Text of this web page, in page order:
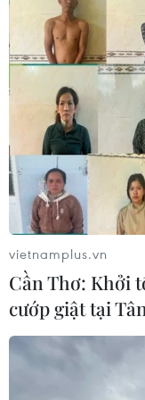
vietnamplus.vn
Cần Thơ: Khởi
cướp giật tại